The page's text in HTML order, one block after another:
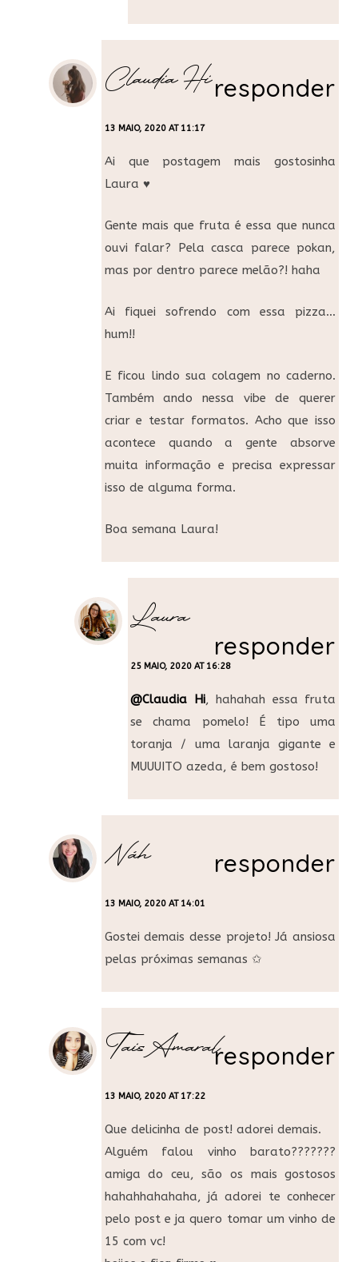
Claudia Hi
13 MAIO, 2020 AT 11:17
responder
Ai que postagem mais gostosinha
Laura ♥
Gente mais que fruta é essa que nunca
ouvi falar? Pela casca parece pokan,
mas por dentro parece melão?! haha
Ai fiquei sofrendo com essa pizza…
hum!!
E ficou lindo sua colagem no caderno.
Também ando nessa vibe de querer
criar e testar formatos. Acho que isso
acontece quando a gente absorve
muita informação e precisa expressar
isso de alguma forma.
Boa semana Laura!
Laura
25 MAIO, 2020 AT 16:28
responder
@Claudia Hi, hahahah essa fruta
se chama pomelo! É tipo uma
toranja / uma laranja gigante e
MUUUITO azeda, é bem gostoso!
Náh
13 MAIO, 2020 AT 14:01
responder
Gostei demais desse projeto! Já ansiosa
pelas próximas semanas ✩
Tais Amaral
13 MAIO, 2020 AT 17:22
responder
Que delicinha de post! adorei demais.
Alguém falou vinho barato???????
amiga do ceu, são os mais gostosos
hahahhahahaha, já adorei te conhecer
pelo post e ja quero tomar um vinho de
15 com vc!